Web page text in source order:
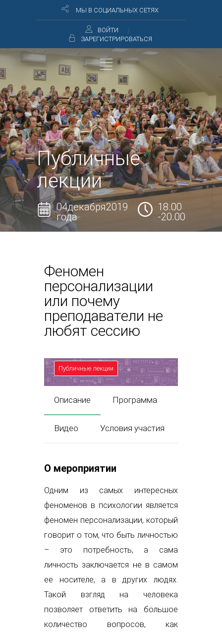
МЫ В СОЦИАЛЬНЫХ СЕТЯХ
ВОЙТИ
ЗАРЕГИСТРИРОВАТЬСЯ
Публичные
лекции
04декабря2019
года
18.00
-20.00
Феномен
персонализации
или почему
преподаватели не
любят сессию
Публичные лекции
Описание Программа
Видео Условия участия
О мероприятии
Одним из самых интересных
феноменов в психологии является
феномен персонализации, который
говорит о том, что быть личностью
– это потребность, а сама
личность заключается не в самом
ее носителе, а в других людях.
Такой взгляд на человека
позволяет ответить на большое
количество вопросов, как